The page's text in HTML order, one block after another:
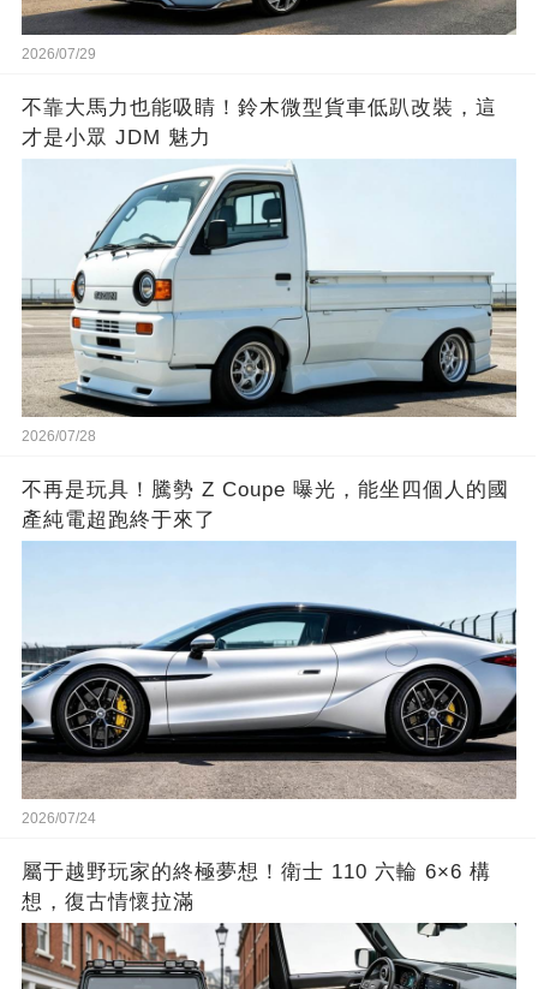
2026/07/29
不靠大馬力也能吸睛！鈴木微型貨車低趴改裝，這
才是小眾 JDM 魅力
2026/07/28
不再是玩具！騰勢 Z Coupe 曝光，能坐四個人的國
產純電超跑終于來了
2026/07/24
屬于越野玩家的終極夢想！衛士 110 六輪 6×6 構
想，復古情懷拉滿